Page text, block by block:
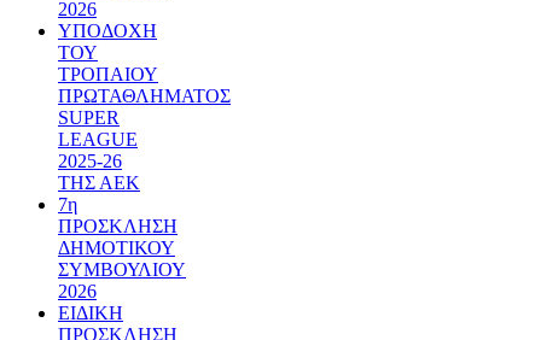
2026
ΥΠΟΔΟΧΗ
ΤΟΥ
ΤΡΟΠΑΙΟΥ
ΠΡΩΤΑΘΛΗΜΑΤΟΣ
SUPER
LEAGUE
2025-26
ΤΗΣ ΑΕΚ
7η
ΠΡΟΣΚΛΗΣΗ
ΔΗΜΟΤΙΚΟΥ
ΣΥΜΒΟΥΛΙΟΥ
2026
ΕΙΔΙΚΗ
ΠΡΟΣΚΛΗΣΗ